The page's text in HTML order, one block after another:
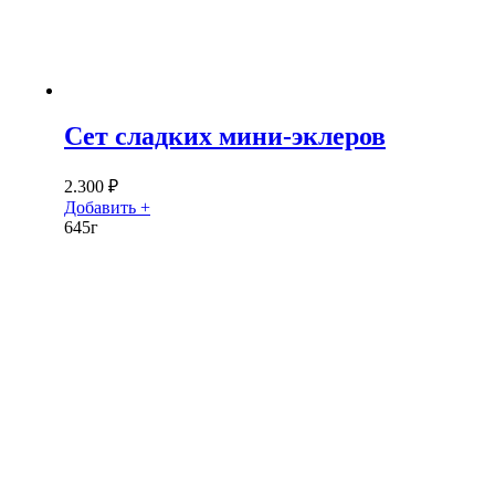
Сет сладких мини-эклеров
2.300 ₽
Добавить +
645г